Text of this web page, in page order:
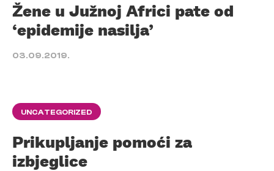
Žene u Južnoj Africi pate od
‘epidemije nasilja’
03.09.2019.
UNCATEGORIZED
Prikupljanje pomoći za
izbjeglice